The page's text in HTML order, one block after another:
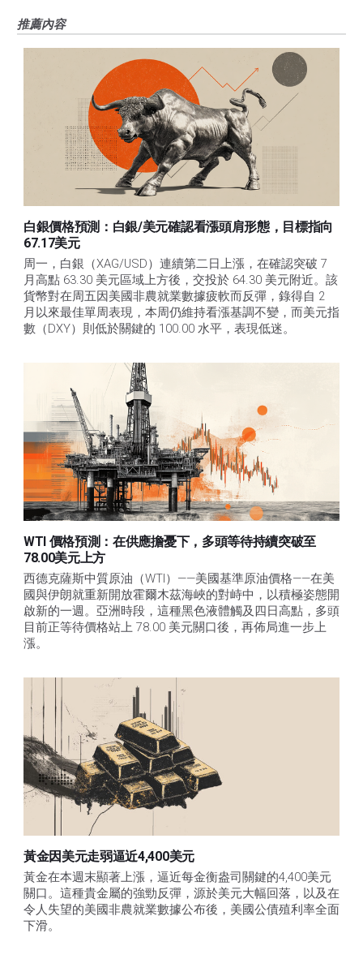
推薦內容
白銀價格預測：白銀/美元確認看漲頭肩形態，目標指向
67.17美元
周一，白銀（XAG/USD）連續第二日上漲，在確認突破 7
月高點 63.30 美元區域上方後，交投於 64.30 美元附近。該
貨幣對在周五因美國非農就業數據疲軟而反彈，錄得自 2
月以來最佳單周表現，本周仍維持看漲基調不變，而美元指
數（DXY）則低於關鍵的 100.00 水平，表現低迷。
WTI 價格預測：在供應擔憂下，多頭等待持續突破至
78.00美元上方
西德克薩斯中質原油（WTI）——美國基準原油價格——在美
國與伊朗就重新開放霍爾木茲海峽的對峙中，以積極姿態開
啟新的一週。亞洲時段，這種黑色液體觸及四日高點，多頭
目前正等待價格站上 78.00 美元關口後，再佈局進一步上
漲。
黃金因美元走弱逼近4,400美元
黃金在本週末顯著上漲，逼近每金衡盎司關鍵的4,400美元
關口。這種貴金屬的強勁反彈，源於美元大幅回落，以及在
令人失望的美國非農就業數據公布後，美國公債殖利率全面
下滑。